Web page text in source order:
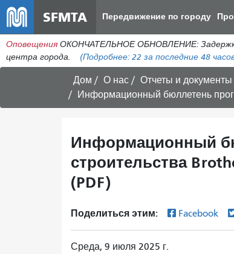
SFMTA Передвижение по городу
Оповещения ОКОНЧАТЕЛЬНОЕ ОБНОВЛЕНИЕ: Задержка
центра города.
(Подробнее: 22 за последние 48
Дом О нас
Отчеты и документы
Информационный бюллетень программы
Информационный
строительства
(PDF)
Поделиться этим: Facebook
Среда, 9 июля 2025 г.